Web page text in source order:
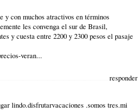
con muchos atractivos en términos
les convenga el sur de Brasil,
y cuesta entre 2200 y 2300 pesos el pasaje
veran...
responder
lindo.disfrutarvacaciones .somos tres.mi